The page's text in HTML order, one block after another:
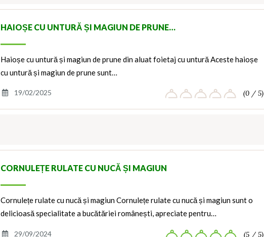
HAIOȘE CU UNTURĂ ȘI MAGIUN DE PRUNE…
Haioșe cu untură și magiun de prune din aluat foietaj cu untură Aceste haioșe
cu untură și magiun de prune sunt…
19/02/2025 (0 / 5)
CORNULEȚE RULATE CU NUCĂ ȘI MAGIUN
Cornulețe rulate cu nucă și magiun Cornulețe rulate cu nucă și magiun sunt o
delicioasă specialitate a bucătăriei românești, apreciate pentru…
29/09/2024 (5 / 5)